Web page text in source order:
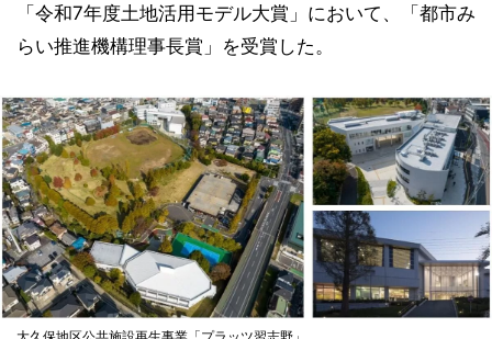
「令和7年度土地活用モデル大賞」において、「都市み
らい推進機構理事長賞」を受賞した。